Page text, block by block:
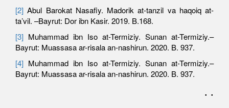
[2] Abul Barokat Nasafiy. Madorik at-tanzil va haqoiq at-
ta’vil. –Bayrut: Dor ibn Kasir. 2019. B.168.
[3] Muhammad ibn Iso at-Termiziy. Sunan at-Termiziy.–
Bayrut: Muassasa ar-risala an-nashirun. 2020. B. 937.
[4] Muhammad ibn Iso at-Termiziy. Sunan at-Termiziy.–
Bayrut: Muassasa ar-risala an-nashirun. 2020. B. 937.
. .